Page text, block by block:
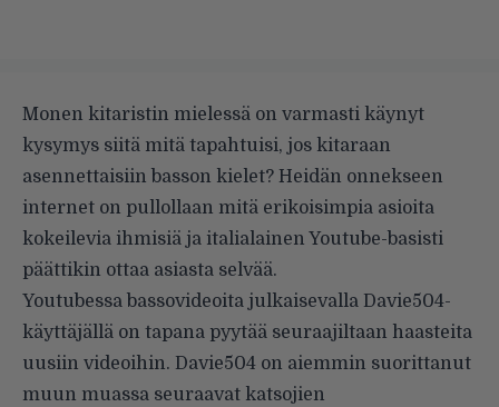
Monen kitaristin mielessä on varmasti käynyt
kysymys siitä mitä tapahtuisi, jos kitaraan
asennettaisiin basson kielet? Heidän onnekseen
internet on pullollaan mitä erikoisimpia asioita
kokeilevia ihmisiä ja italialainen Youtube-basisti
päättikin ottaa asiasta selvää.
Youtubessa bassovideoita julkaisevalla Davie504-
käyttäjällä on tapana pyytää seuraajiltaan haasteita
uusiin videoihin. Davie504 on aiemmin suorittanut
muun muassa seuraavat katsojien